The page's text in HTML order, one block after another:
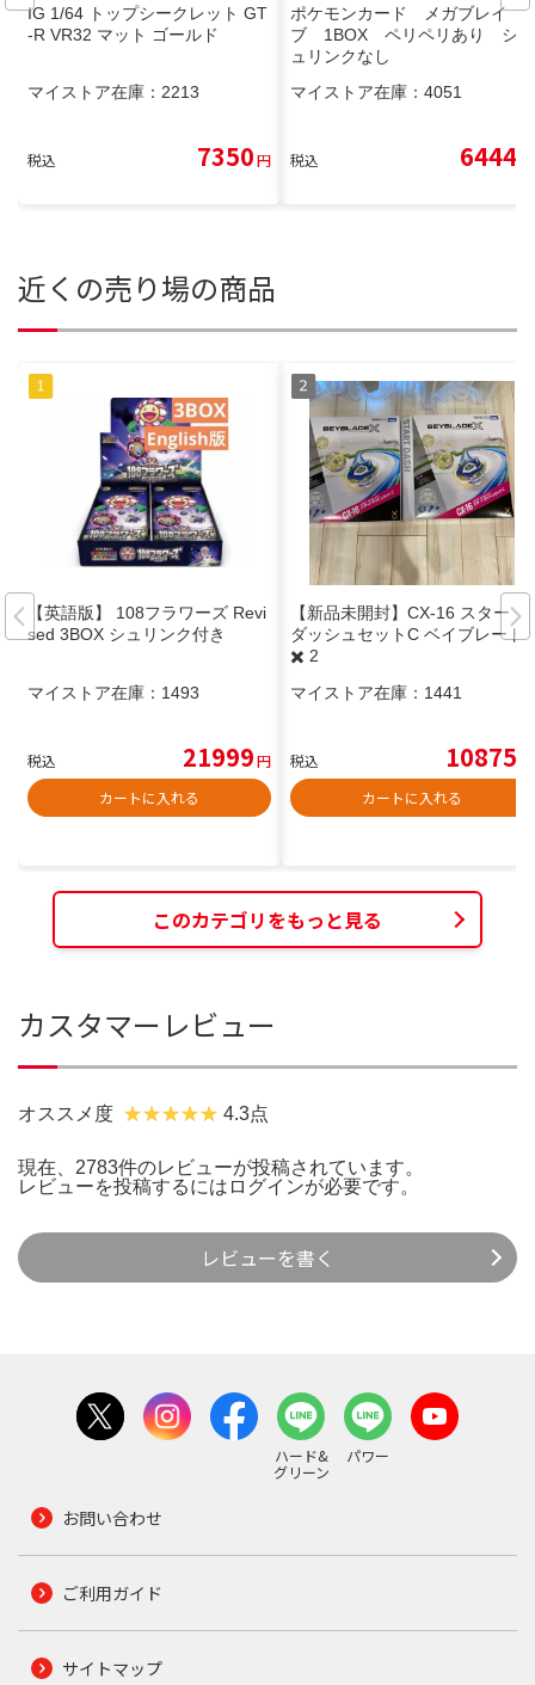
IG 1/64 トップシークレット GT
-R VR32 マット ゴールド
マイストア在庫： 2213
税込 7350円
ポケモンカード メガブレイ
ブ 1BOX ペリペリあり シ
ュリンクなし
マイストア在庫： 4051
税込 6444
近くの売り場の商品
【英語版】 108フラワーズ Revi
sed 3BOX シュリンク付き
マイストア在庫： 1493
税込 21999円
カートに入れる
【新品未開封】CX-16 スタート
ダッシュセットC ベイブレード
✖️ 2
マイストア在庫： 1441
税込 10875
カートに入れる
このカテゴリをもっと見る
カスタマーレビュー
オススメ度 4.3点
現在、2783件のレビューが投稿されています。
レビューを投稿するには ログインが必要です。
レビューを書く
ハード&
グリーン
パワー
お問い合わせ
ご利用ガイド
サイトマップ